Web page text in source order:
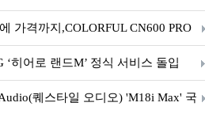
가격까지,COLORFUL CN600 PRO
‘히어로 랜드M’ 정식 서비스 돌입
퀘스타일 오디오) 'M18i Max' 국